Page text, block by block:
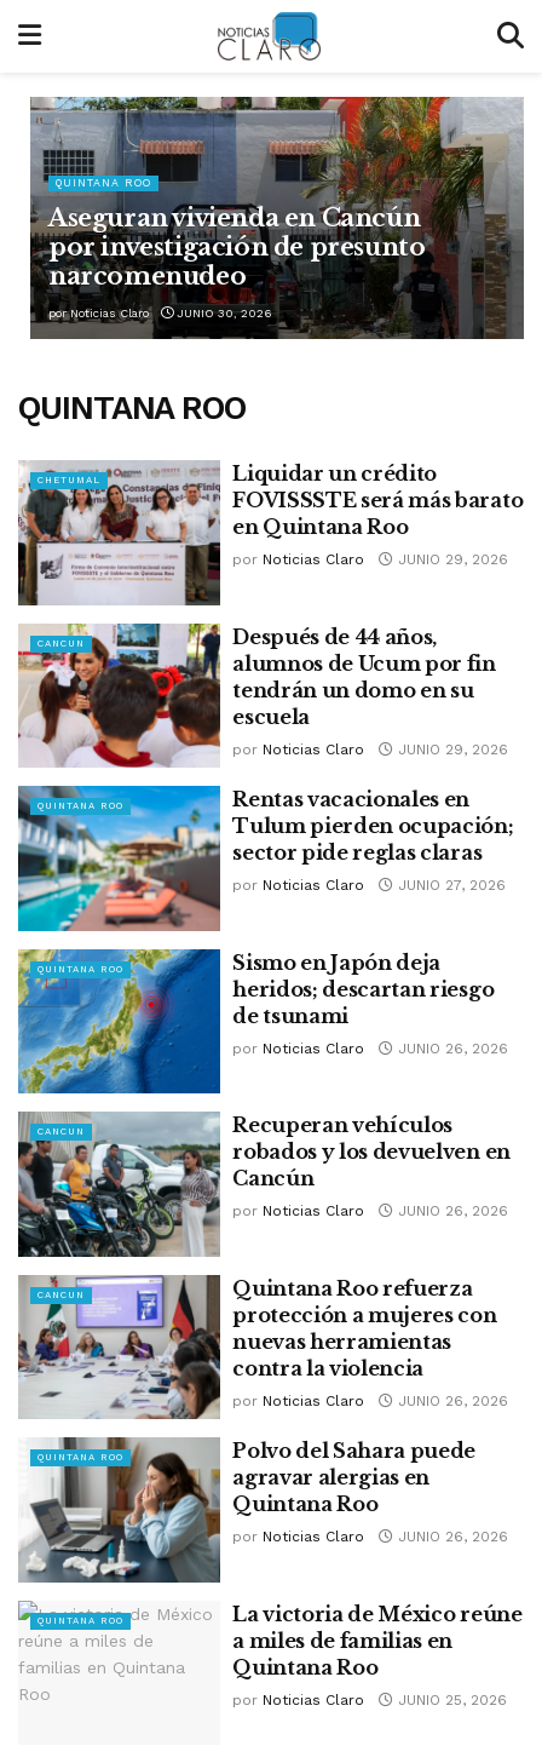
QUINTANA ROO
Aseguran vivienda en Cancún
por investigación de presunto
narcomenudeo
por Noticias Claro JUNIO 30, 2026
QUINTANA ROO
CHETUMAL
Liquidar un crédito
FOVISSSTE será más barato
en Quintana Roo
por Noticias Claro JUNIO 29, 2026
CANCUN
Después de 44 años,
alumnos de Ucum por fin
tendrán un domo en su
escuela
por Noticias Claro JUNIO 29, 2026
QUINTANA ROO
Rentas vacacionales en
Tulum pierden ocupación;
sector pide reglas claras
por Noticias Claro JUNIO 27, 2026
QUINTANA ROO
Sismo en Japón deja
heridos; descartan riesgo
de tsunami
por Noticias Claro JUNIO 26, 2026
CANCUN
Recuperan vehículos
robados y los devuelven en
Cancún
por Noticias Claro JUNIO 26, 2026
CANCUN
Quintana Roo refuerza
protección a mujeres con
nuevas herramientas
contra la violencia
por Noticias Claro JUNIO 26, 2026
QUINTANA ROO
Polvo del Sahara puede
agravar alergias en
Quintana Roo
por Noticias Claro JUNIO 26, 2026
QUINTANA ROO
La victoria de México reúne
a miles de familias en
Quintana Roo
por Noticias Claro JUNIO 25, 2026